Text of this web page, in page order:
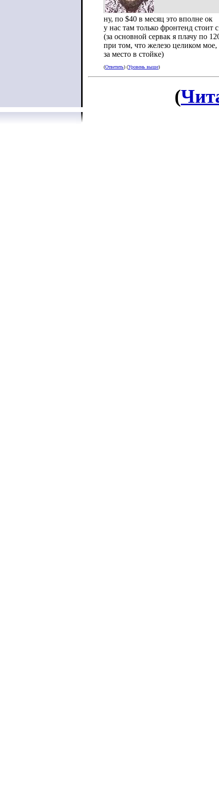
ну, по $40 в месяц это вполне ок
у нас там только фронтенд
(за основной сервак я плачу по
при том, что железо целиком мое,
за место в стойке)
(Ответить) (Уровень выше)
(